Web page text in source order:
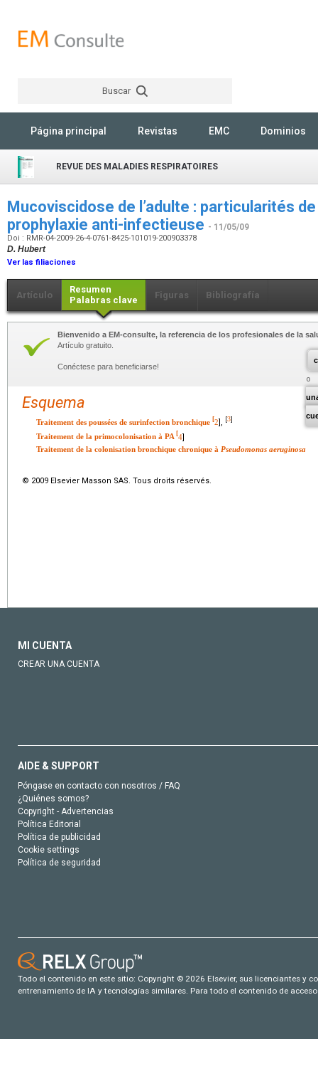
Buscar
Página principal Revistas EMC Dominios
REVUE DES MALADIES RESPIRATOIRES
Mucoviscidose de l’adulte : particularités
prophylaxie anti-infectieuse - 11/05/09
Doi : RMR-04-2009-26-4-0761-8425-101019-200903378
D. Hubert
Ver las filiaciones
Artículo
Resumen
Palabras clave
Figuras Bibliografía
Bienvenido a EM-consulte, la referencia de los profesionales de la
Artículo gratuito.
Conéctese para beneficiarse!
Esquema
Traitement des poussées de surinfection bronchique [2], [3]
Traitement de la primocolonisation à PA 4]
Traitement de la colonisation bronchique chronique à Pseudomonas aeruginosa
© 2009 Elsevier Masson SAS. Tous droits réservés.
MI CUENTA
CREAR UNA CUENTA
AIDE & SUPPORT
Póngase en contacto con nosotros / FAQ
¿Quiénes somos?
Copyright - Advertencias
Política Editorial
Política de publicidad
Cookie settings
Política de seguridad
Todo el contenido en este sitio: Copyright © 2026 Elsevier, sus licenciantes y
entrenamiento de IA y tecnologías similares. Para todo el contenido de